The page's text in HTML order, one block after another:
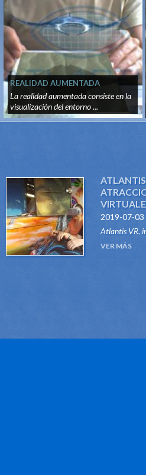
REALIDAD AUMENTADA
La realidad aumentada consiste en la
visualización del entorno ...
2019-07-03
Atlantis VR,
del tipo Dark
VER MÁS